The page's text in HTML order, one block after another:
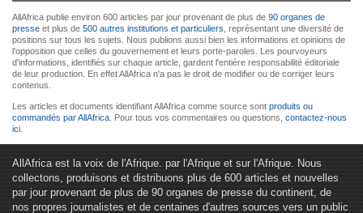
AllAfrica publie environ 600 articles par jour provenant de plus de 90 organes de
presse et plus de 500 autres institutions et particuliers , représentant une diversité de
positions sur tous les sujets. Nous publions aussi bien les informations et opinions de
l'opposition que celles du gouvernement et leurs porte-paroles. Les pourvoyeurs
d'informations, identifiés sur chaque article, gardent l'entière responsabilité éditoriale
de leur production. En effet AllAfrica n'a pas le droit de modifier ou de corriger leurs
contenus.
Les articles et documents identifiant AllAfrica comme source sont produits ou
commandés par AllAfrica . Pour tous vos commentaires ou questions, contactez-nous
ici
AllAfrica est la voix de l'Afrique. par l'Afrique et sur l'Afrique. Nous
collectons, produisons et distribuons plus de 600 articles et nouvelles
par jour provenant de plus de 90 organes de presse du continent, de
nos propres journalistes et de centaines d'autres sources vers un public